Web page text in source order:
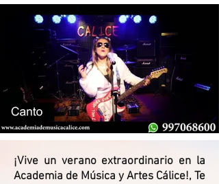
¡Vive un verano extraordinario en la
Academia de Música y Artes Cálice!, Te